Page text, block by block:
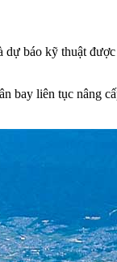
báo kỹ thuật
liên tục nâng